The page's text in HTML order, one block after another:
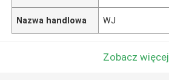
Nazwa handlowa WJ
Zobacz więcej